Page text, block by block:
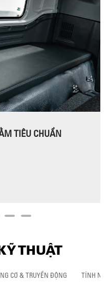
TIÊU CHUẨN
THUẬT
CƠ & TRUYỀN ĐỘNG TÍNH